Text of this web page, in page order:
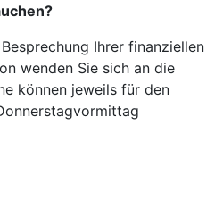
Ihrer finanziellen
wenden Sie sich an die
können jeweils für den